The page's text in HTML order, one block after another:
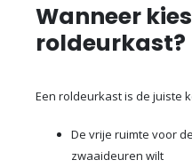
Wanneer
roldeurkast?
Een roldeurkast is de juiste
De vrije ruimte voor
zwaaideuren wilt